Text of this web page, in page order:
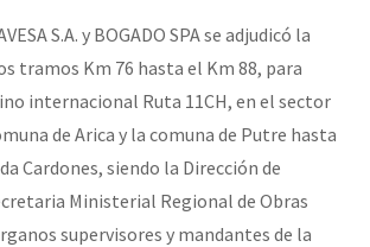
S.A. y BOGADO SPA se adjudicó la
tramos Km 76 hasta el Km 88, para
internacional Ruta 11CH, en el sector
de Arica y la comuna de Putre hasta
Cardones, siendo la Dirección de
Ministerial Regional de Obras
supervisores y mandantes de la